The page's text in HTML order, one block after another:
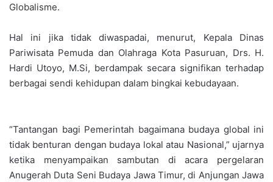
Globalisme.
Hal ini jika tidak diwaspadai, menurut, Kepala Dinas
Pariwisata Pemuda dan Olahraga Kota Pasuruan, Drs. H.
Hardi Utoyo, M.Si, berdampak secara signifikan terhadap
berbagai sendi kehidupan dalam bingkai kebudayaan.
“Tantangan bagi Pemerintah bagaimana budaya global ini
tidak benturan dengan budaya lokal atau Nasional,” ujarnya
ketika menyampaikan sambutan di acara pergelaran
Anugerah Duta Seni Budaya Jawa Timur, di Anjungan Jawa